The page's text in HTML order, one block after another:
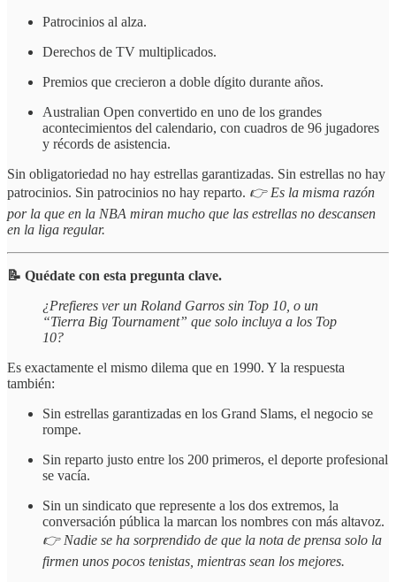
Patrocinios al alza.
Derechos de TV multiplicados.
Premios que crecieron a doble dígito durante años.
Australian Open convertido en uno de los grandes
acontecimientos del calendario, con cuadros de 96 jugadores
y récords de asistencia.
Sin obligatoriedad no hay estrellas garantizadas. Sin estrellas no hay
patrocinios. Sin patrocinios no hay reparto. 👉 Es la misma razón
por la que en la NBA miran mucho que las estrellas no descansen
en la liga regular.
📝 Quédate con esta pregunta clave.
¿Prefieres ver un Roland Garros sin Top 10, o un
“Tierra Big Tournament” que solo incluya a los Top
10?
Es exactamente el mismo dilema que en 1990. Y la respuesta
también:
Sin estrellas garantizadas en los Grand Slams, el negocio se
rompe.
Sin reparto justo entre los 200 primeros, el deporte profesional
se vacía.
Sin un sindicato que represente a los dos extremos, la
conversación pública la marcan los nombres con más altavoz.
👉 Nadie se ha sorprendido de que la nota de prensa solo la
firmen unos pocos tenistas, mientras sean los mejores.